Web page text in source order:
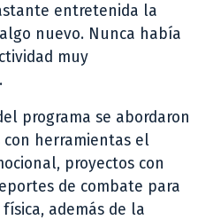
entretenida la
nuevo. Nunca había
muy
programa se abordaron
herramientas el
proyectos con
de combate para
además de la